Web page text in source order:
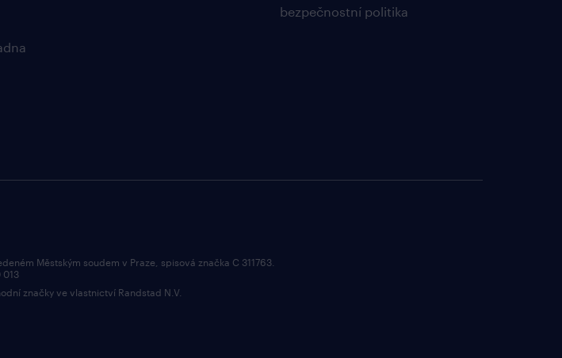
bezpečnostní politika
Městským soudem v Praze, spisová značka C 311763.
013
značky ve vlastnictví Randstad N.V.